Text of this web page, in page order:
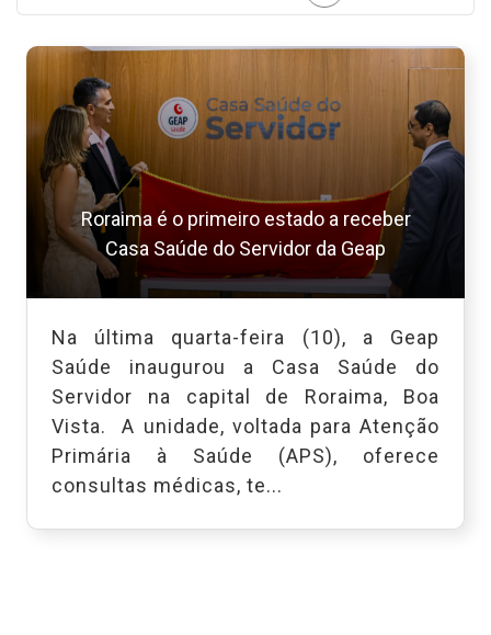
Roraima é o primeiro estado a receber
Casa Saúde do Servidor da Geap
Na última quarta-feira (10), a Geap
Saúde inaugurou a Casa Saúde do
Servidor na capital de Roraima, Boa
Vista. A unidade, voltada para Atenção
Primária à Saúde (APS), oferece
consultas médicas, te...